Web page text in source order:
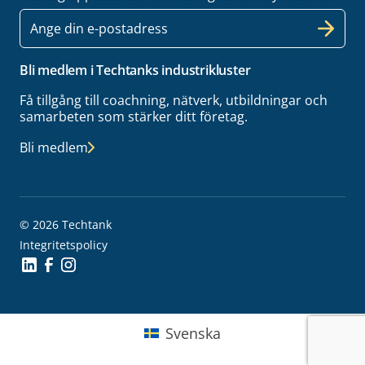
E-
post
Bli medlem i Techtanks industrikluster
Få tillgång till coachning, nätverk, utbildningar och
samarbeten som stärker ditt företag.
Bli medlem
© 2026 Techtank
Integritetspolicy
Social Icon
Social Icon
Social Icon
Svenska